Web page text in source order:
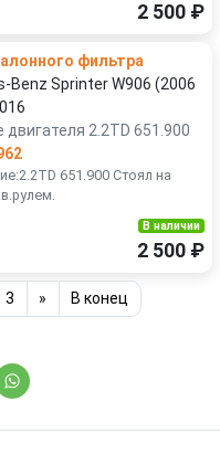
2 500 ₽
фильтра
Benz Sprinter W906 (2006
двигателя 2.2TD 651.900
651.900 Стоял на
В наличии
2 500 ₽
3 » В конец